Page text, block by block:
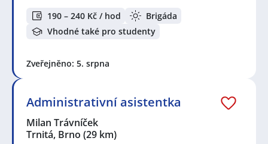
190 – 240 Kč / hod
Brigáda
Vhodné také pro studenty
Zveřejněno: 5. srpna
Administrativní asistentka
Milan Trávníček
Trnitá, Brno (29 km)